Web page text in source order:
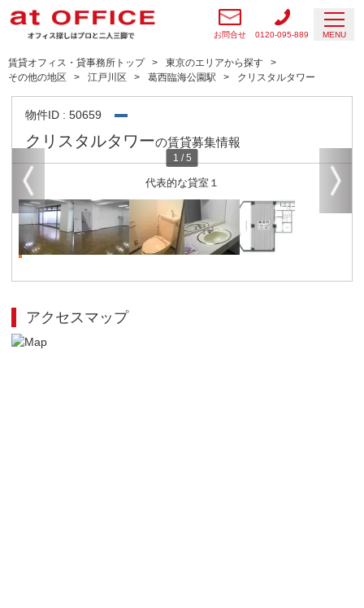
お問合せ 0120-095-889 MENU
賃貸オフィス・貸事務所トップ
東京のエリアから探す
その他の地区
江戸川区 葛西臨海公園駅 クリスタルタワー
物件ID : 50659
クリスタルタワーの賃貸募集情報
代表的な貸室１
1 /5
アクセスマップ